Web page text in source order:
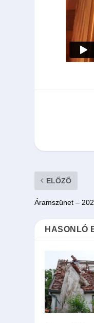
ELŐZŐ
Áramszünet –
HASONLÓ